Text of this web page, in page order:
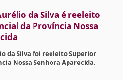
da Silva é reeleito
da Província Nossa
da Silva foi reeleito Superior
Nossa Senhora Aparecida.